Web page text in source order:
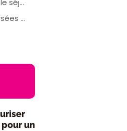
Les ressources pour organiser le séjour
Tableau comparatif des traversées vers les îles d’Or
un